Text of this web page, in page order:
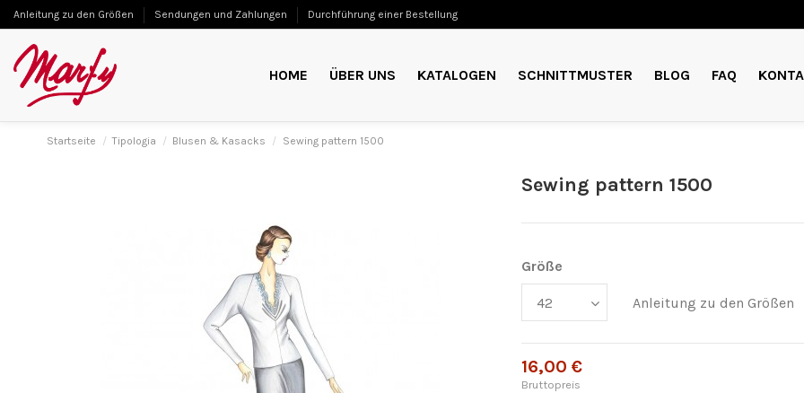
Anleitung zu den Größen Sendungen und Zahlungen Durchführung einer Bestellung
HOME ÜBER UNS KATALOGEN SCHNITTMUSTER BLOG FAQ
Startseite Tipologia Blusen & Kasacks Sewing pattern 1500
Sewing pattern 1500
Größe
Anleitung zu den Größen
16,00 €
Bruttopreis